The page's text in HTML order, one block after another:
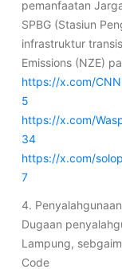
pemanfaatan
SPBG (Stasiun
infrastruktur
Emissions (NZE)
https://x.com/
5
https://x.com/
34
https://x.com/
7
4.
Dugaan
Lampung,
Code